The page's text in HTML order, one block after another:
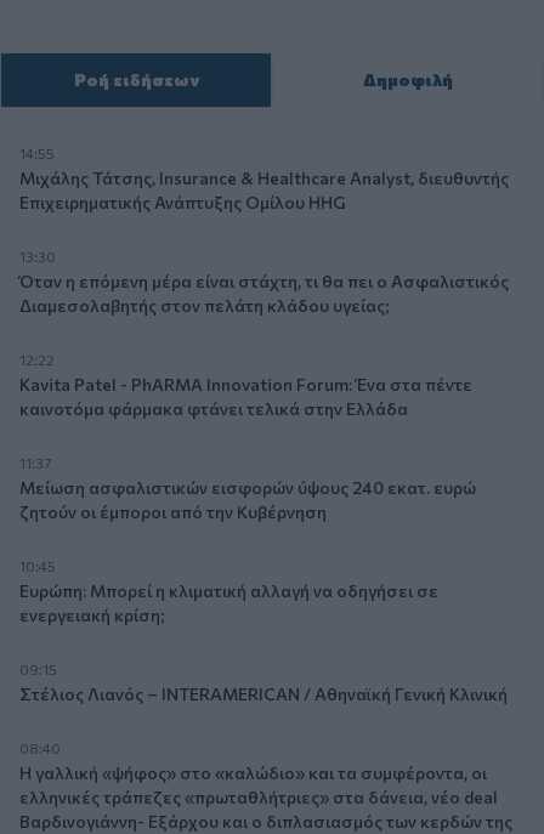
Ροή ειδήσεων Δημοφιλή
14:55
Μιχάλης Τάτσης, Insurance & Healthcare Analyst, διευθυντής
Επιχειρηματικής Ανάπτυξης Ομίλου HHG
13:30
Όταν η επόμενη μέρα είναι στάχτη, τι θα πει ο Ασφαλιστικός
Διαμεσολαβητής στον πελάτη κλάδου υγείας;
12:22
Kavita Patel - PhARMA Innovation Forum: Ένα στα πέντε
καινοτόμα φάρμακα φτάνει τελικά στην Ελλάδα
11:37
Μείωση ασφαλιστικών εισφορών ύψους 240 εκατ. ευρώ
ζητούν οι έμποροι από την Κυβέρνηση
10:45
Ευρώπη: Μπορεί η κλιματική αλλαγή να οδηγήσει σε
ενεργειακή κρίση;
09:15
Στέλιος Λιανός – INTERAMERICAN / Αθηναϊκή Γενική Κλινική
08:40
Η γαλλική «ψήφος» στο «καλώδιο» και τα συμφέροντα, οι
ελληνικές τράπεζες «πρωταθλήτριες» στα δάνεια, νέο deal
Βαρδινογιάννη- Εξάρχου και ο διπλασιασμός των κερδών της